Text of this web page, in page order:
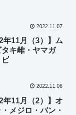
2022.11.07
年11月（3）】ム
キ雌・ヤマガ
ビ
2022.11.06
年11月（2）】オ
メジロ・バン・